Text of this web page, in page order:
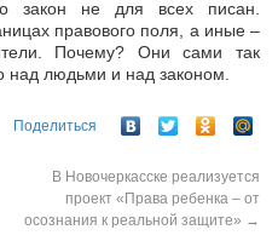
закон не для всех писан.
правового поля, а иные –
Почему? Они сами так
над людьми и над законом.
Поделиться
В Новочеркасске реализуется
проект «Права ребенка – от
осознания к реальной защите» →